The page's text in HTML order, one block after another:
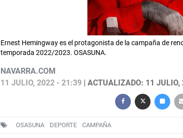
Ernest Hemingway es el protagonista de la campaña de
temporada 2022/2023. OSASUNA.
NAVARRA.COM
11 JULIO, 2022 - 21:39| ACTUALIZADO: 11 JULIO,
OSASUNA DEPORTE CAMPAÑA